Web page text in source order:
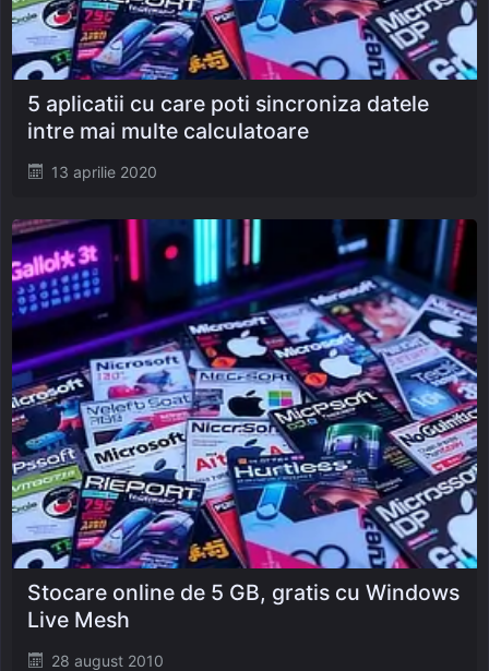
Posted
13 aprilie 2020
5 aplicatii cu care poti sincroniza datele
intre mai multe calculatoare
Posted
28 august 2010
Stocare online de 5 GB, gratis cu Windows
Live Mesh